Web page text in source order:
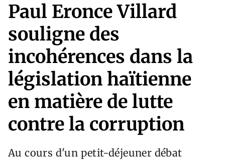
Paul Eronce Villard
souligne des
incohérences dans la
législation haïtienne
en matière de lutte
contre la corruption
Au cours d'un petit-déjeuner débat